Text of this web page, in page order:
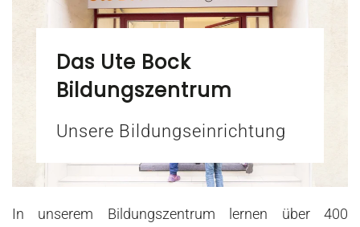
Das Ute Bock
Bildungszentrum
Unsere Bildungseinrichtung
In unserem Bildungszentrum lernen über 400